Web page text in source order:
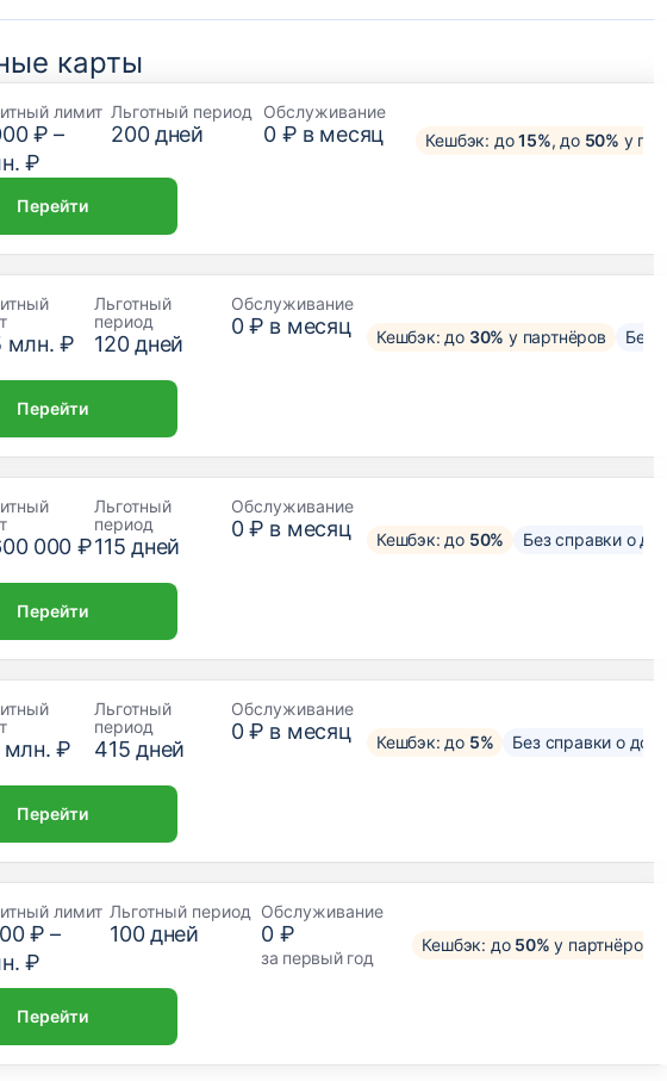
карты
лимит
₽ –
₽
Льготный период
200дней
Обслуживание
0 ₽ в месяц Кешбэк: до15%, до 50% у
Перейти
млн. ₽
Льготный
период
120дней
Обслуживание
0 ₽ в месяц Кешбэк: до 30% у партнёров Без
Перейти
000 ₽
Льготный
период
115 дней
Обслуживание
0 ₽ в месяц Кешбэк: до 50% Без справки о
Перейти
млн. ₽
Льготный
период
415 дней
Обслуживание
0 ₽ в месяц Кешбэк: до 5% Без справки о
Перейти
лимит
₽ –
₽
Льготный период
100дней
Обслуживание
0 ₽
за первый год
Кешбэк: до 50% у партнёров
Перейти